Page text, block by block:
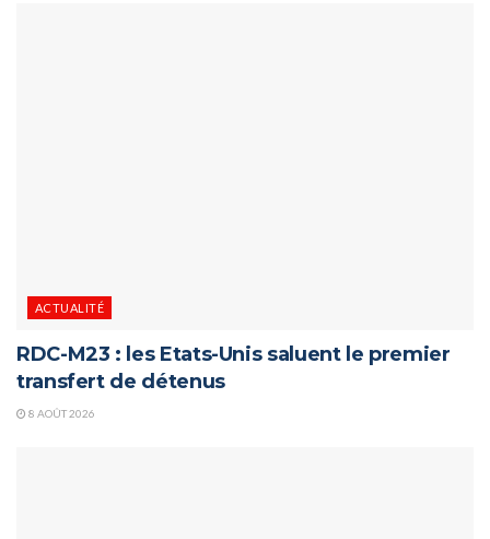
ACTUALITÉ
RDC-M23 : les Etats-Unis saluent le premier
transfert de détenus
8 AOÛT 2026